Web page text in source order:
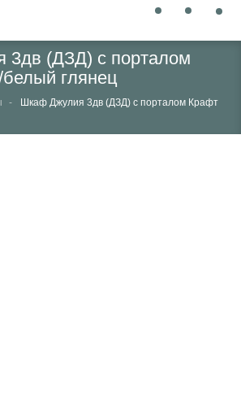
(ДЗД) с порталом
глянец
Шкаф Джулия 3дв (ДЗД) с порталом Крафт